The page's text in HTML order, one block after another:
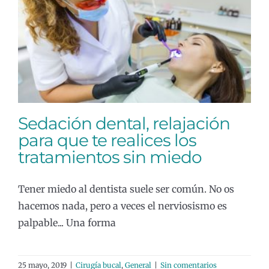
Sedación dental, relajación para que
te realices los tratamientos sin
miedo
Cirugía bucal General
Sedación dental, relajación
para que te realices los
tratamientos sin miedo
Tener miedo al dentista suele ser común. No os
hacemos nada, pero a veces el nerviosismo es
palpable... Una forma
25 mayo, 2019 Cirugía bucal, General
Sin comentarios